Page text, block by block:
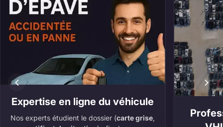
Expertise en ligne du véhicule
Nos experts étudient le dossier (carte grise,